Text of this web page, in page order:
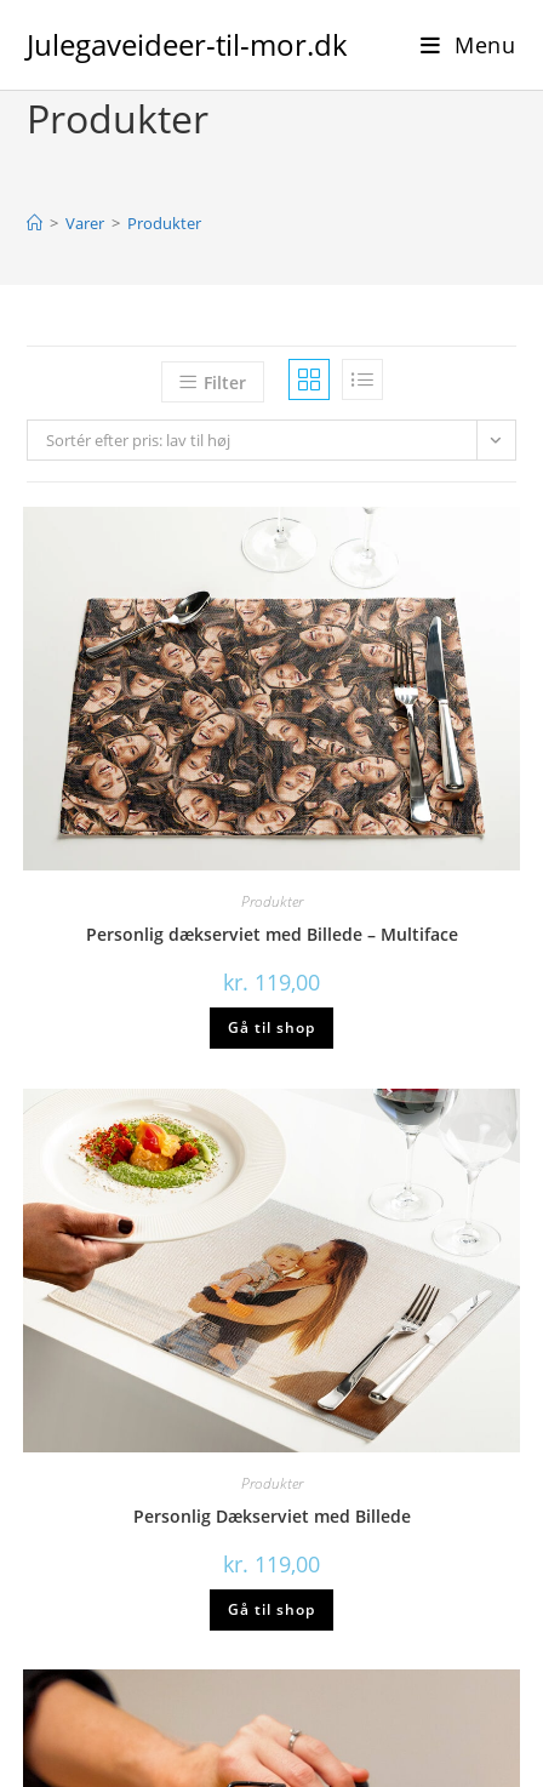
content
Julegaveideer-til-mor.dk Menu
Produkter
> Varer > Produkter
Filter
Sortér efter pris: lav til høj
Produkter
Personlig dækserviet med Billede – Multiface
kr. 119,00
Gå til shop
Produkter
Personlig Dækserviet med Billede
kr. 119,00
Gå til shop